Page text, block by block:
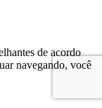
de acordo
navegando, você